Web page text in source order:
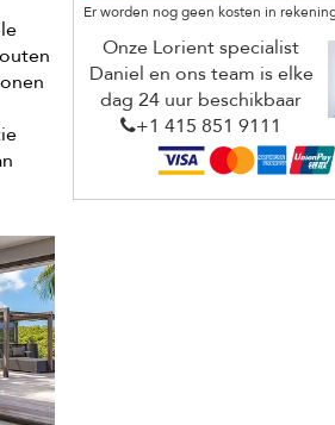
Er worden nog geen kosten in
Onze Lorient specialist
Daniel en ons team is elke
dag 24 uur beschikbaar
+1 ​415 851 9111